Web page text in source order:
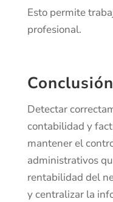
Esto permite
profesional.
Conclusión
Detectar
contabilidad y
mantener el
administrativos
rentabilidad del
y centralizar la